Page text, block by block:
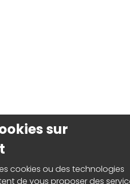
sur
cookies ou des technologies
de vous proposer des